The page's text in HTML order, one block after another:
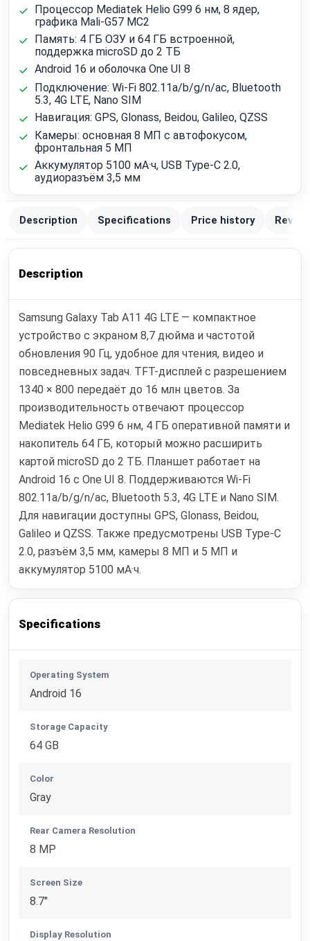
Процессор Mediatek Helio G99 6 нм, 8 ядер,
графика Mali-G57 MC2
Память: 4 ГБ ОЗУ и 64 ГБ встроенной,
поддержка microSD до 2 ТБ
Android 16 и оболочка One UI 8
Подключение: Wi‑Fi 802.11a/b/g/n/ac, Bluetooth
5.3, 4G LTE, Nano SIM
Навигация: GPS, Glonass, Beidou, Galileo, QZSS
Камеры: основная 8 МП с автофокусом,
фронтальная 5 МП
Аккумулятор 5100 мА·ч, USB Type-C 2.0,
аудиоразъём 3,5 мм
Description Specifications Price history
Description
Samsung Galaxy Tab A11 4G LTE — компактное
устройство с экраном 8,7 дюйма и частотой
обновления 90 Гц, удобное для чтения, видео и
повседневных задач. TFT-дисплей с разрешением
1340 × 800 передаёт до 16 млн цветов. За
производительность отвечают процессор
Mediatek Helio G99 6 нм, 4 ГБ оперативной памяти и
накопитель 64 ГБ, который можно расширить
картой microSD до 2 ТБ. Планшет работает на
Android 16 с One UI 8. Поддерживаются Wi‑Fi
802.11a/b/g/n/ac, Bluetooth 5.3, 4G LTE и Nano SIM.
Для навигации доступны GPS, Glonass, Beidou,
Galileo и QZSS. Также предусмотрены USB Type-C
2.0, разъём 3,5 мм, камеры 8 МП и 5 МП и
аккумулятор 5100 мА·ч.
Specifications
Operating System
Android 16
Storage Capacity
64 GB
Color
Gray
Rear Camera Resolution
8 MP
Screen Size
8.7"
Display Resolution